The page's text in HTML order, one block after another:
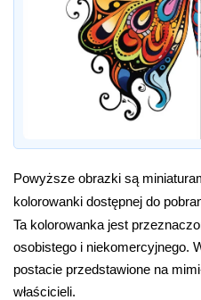
Powyższe obrazki są
kolorowanki dostępnej do
Ta kolorowanka jest
osobistego i niekomercyjnego.
postacie przedstawione na
właścicieli.